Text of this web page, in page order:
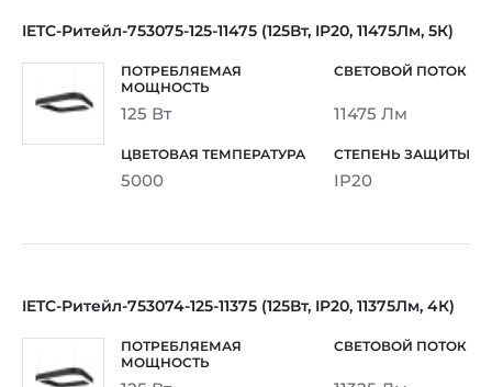
IETC-Ритейл-753075-125-11475 (125Вт, IP20, 11475Лм, 5К)
125 Вт 11475 Лм
5000 IP20
IETC-Ритейл-753074-125-11375 (125Вт, IP20, 11375Лм, 4К)